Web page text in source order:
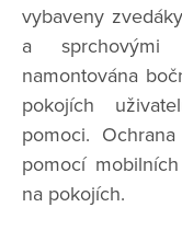
vybaveny
a
namontována
pokojích
pomoci.
pomocí
na pokojích.